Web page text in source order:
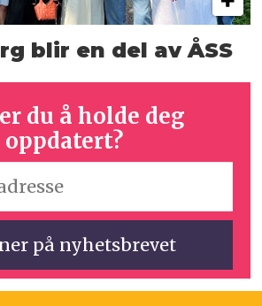
blir en del av ÅSS
du å holde deg
oppdatert?